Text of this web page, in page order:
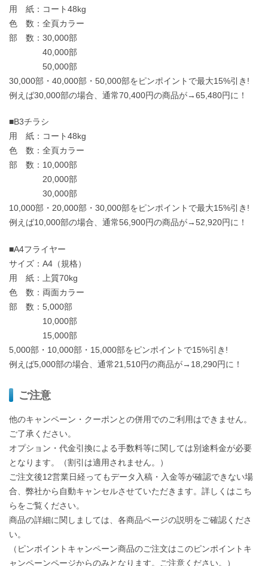
用 紙：コート48kg
色 数：全頁カラー
部 数：30,000部
40,000部
50,000部
30,000部・40,000部・50,000部をピンポイントで最大15%引き!
例えば30,000部の場合、通常70,400円の商品が→65,480円に！
■B3チラシ
用 紙：コート48kg
色 数：全頁カラー
部 数：10,000部
20,000部
30,000部
10,000部・20,000部・30,000部をピンポイントで最大15%引き!
例えば10,000部の場合、通常56,900円の商品が→52,920円に！
■A4フライヤー
サイズ：A4（規格）
用 紙：上質70kg
色 数：両面カラー
部 数：5,000部
10,000部
15,000部
5,000部・10,000部・15,000部をピンポイントで15%引き!
例えば5,000部の場合、通常21,510円の商品が→18,290円に！
ご注意
他のキャンペーン・クーポンとの併用でのご利用はできません。
ご了承ください。
オプション・代金引換による手数料等に関しては別途料金が必要
となります。（割引は適用されません。）
ご注文後12営業日経ってもデータ入稿・入金等が確認できない場
合、弊社から自動キャンセルさせていただきます。詳しくはこち
らをご覧ください。
商品の詳細に関しましては、各商品ページの説明をご確認くださ
い。
（ピンポイントキャンペーン商品のご注文はこのピンポイントキ
ャンペーンページからのみとなります。ご注意ください。）